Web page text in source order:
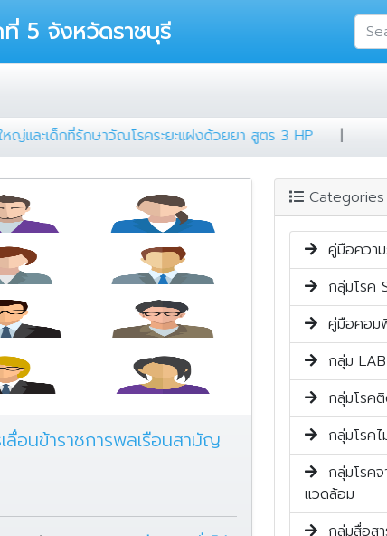
5 จังหวัดราชบุรี
หรับผู้ใหญ่และเด็กที่รักษาวัณโรคระยะแฝงด้วยยา สูตร 3 HP
ลื่อนข้าราชการพลเรือนสามัญ
Categories
คู่มือควา
กลุ่มโรค
คู่มือคอม
กลุ่ม LAB
กลุ่มโรค
กลุ่มโรค
กลุ่มโรค
แวดล้อม